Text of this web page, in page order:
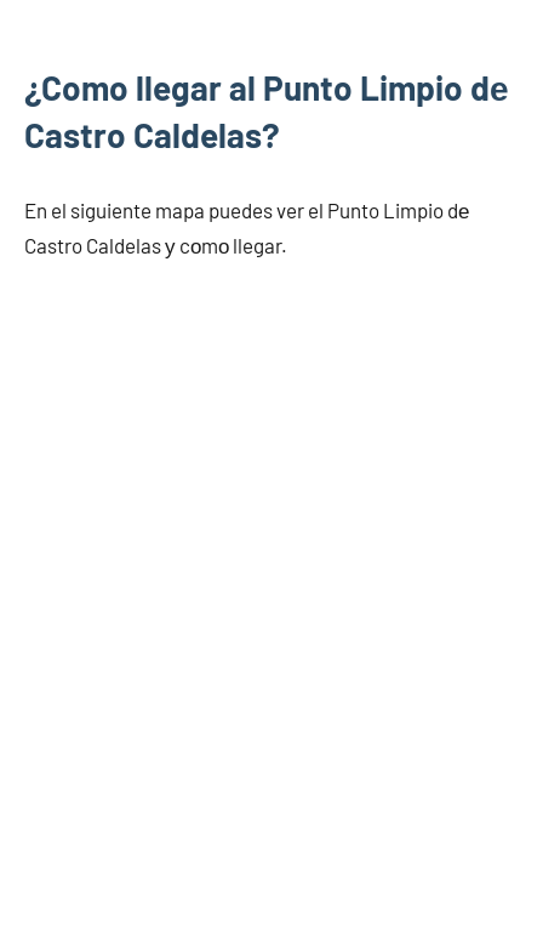
¿Como llegar al Punto Limpio dе
Castro Caldelas?
En el siguiente mapa puedes ver el Punto Limpio dе
Castro Caldelas у cοmο llegar.